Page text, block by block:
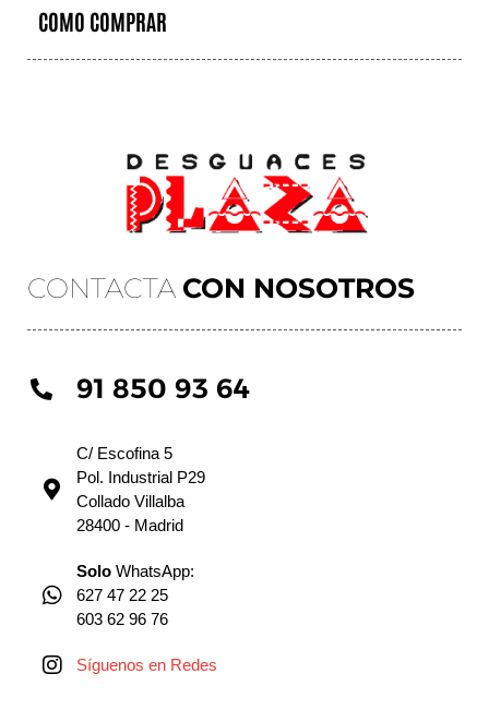
CONTACTA CON NOSOTROS
91 850 93 64
C/ Escofina 5
Pol. Industrial P29
Collado Villalba
28400 - Madrid
Solo WhatsApp:
627 47 22 25
603 62 96 76
Síguenos en Redes
COMO COMPRAR